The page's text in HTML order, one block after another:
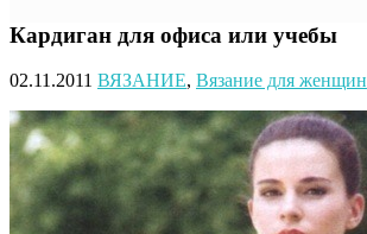
Кардиган для офиса или учебы
02.11.2011 ВЯЗАНИЕ, Вязание для женщин